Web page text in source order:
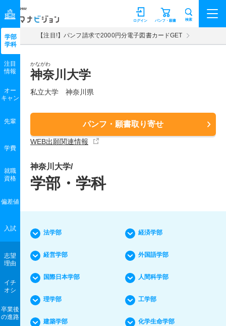
マナビジョン パンフ・願書
ログイン 検索
【注目!】パンフ請求で2000円分電子図書カードGET
かながわ
神奈川大学
私立大学 神奈川県
パンフ・願書取り寄せ
WEB出願関連情報
学部
学科
注目
情報
オー
キャン
先輩
学費
就職
資格
偏差値
入試
志望
理由
イチ
オシ
卒業後
の進路
神奈川大学/
学部・学科
法学部 経済学部
経営学部 外国語学部
国際日本学部 人間科学部
理学部 工学部
建築学部 化学生命学部